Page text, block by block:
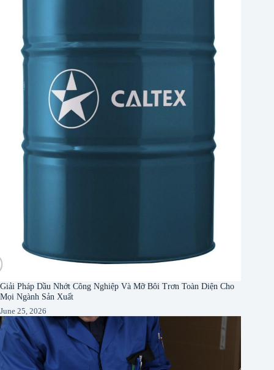
Giải Pháp Dầu Nhớt Công Nghiệp Và Mỡ Bôi Trơn Toàn Diện Cho
Mọi Ngành Sản Xuất
June 25, 2026